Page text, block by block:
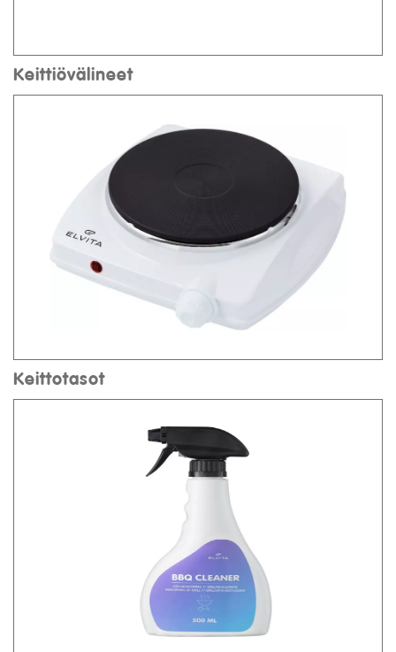
Keittiövälineet
Keittotasot